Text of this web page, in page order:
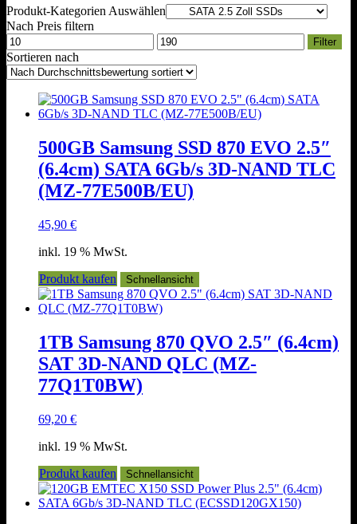
sortiert
Produkt-Kategorien Auswählen
Nach Preis filtern
Min.
Preis
Max.
Preis
Filter
Sortieren nach
500GB Samsung SSD 870 EVO 2.5″
(6.4cm) SATA 6Gb/s 3D-NAND TLC
(MZ-77E500B/EU)
45,90 €
inkl. 19 % MwSt.
Produkt kaufen
Schnellansicht
1TB Samsung 870 QVO 2.5″ (6.4cm)
SAT 3D-NAND QLC (MZ-
77Q1T0BW)
69,20 €
inkl. 19 % MwSt.
Produkt kaufen
Schnellansicht